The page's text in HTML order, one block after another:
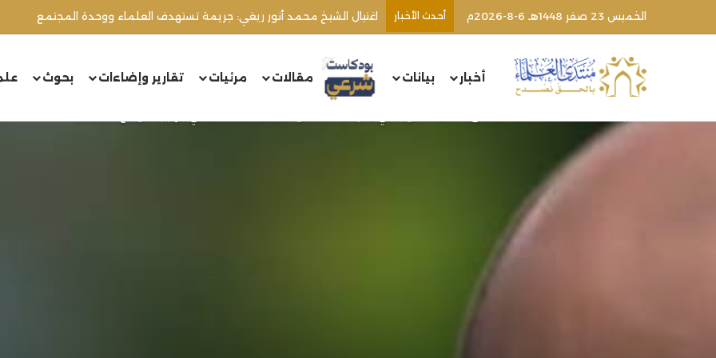
الخميس 23 صفر 1448هـ 6-8-2026م أحدث الأخبار
أخبار بيانات مقالات مرئيات تقارير وإضاءات بحوث